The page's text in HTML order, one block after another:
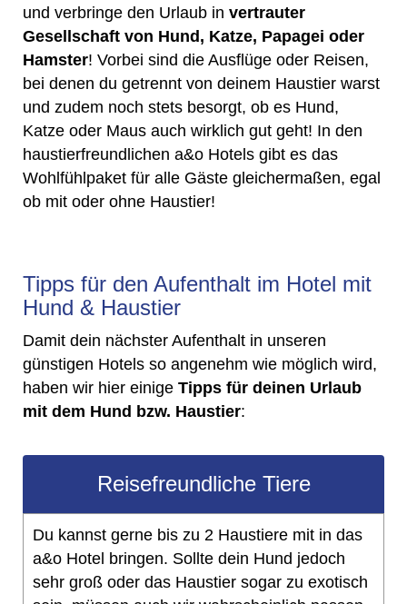
und verbringe den Urlaub in vertrauter
Gesellschaft von Hund, Katze, Papagei oder
Hamster! Vorbei sind die Ausflüge oder Reisen,
bei denen du getrennt von deinem Haustier warst
und zudem noch stets besorgt, ob es Hund,
Katze oder Maus auch wirklich gut geht! In den
haustierfreundlichen a&o Hotels gibt es das
Wohlfühlpaket für alle Gäste gleichermaßen, egal
ob mit oder ohne Haustier!
Tipps für den Aufenthalt im Hotel mit
Hund & Haustier
Damit dein nächster Aufenthalt in unseren
günstigen Hotels so angenehm wie möglich wird,
haben wir hier einige Tipps für deinen Urlaub
mit dem Hund bzw. Haustier:
Reisefreundliche Tiere
Du kannst gerne bis zu 2 Haustiere mit in das
a&o Hotel bringen. Sollte dein Hund jedoch
sehr groß oder das Haustier sogar zu exotisch